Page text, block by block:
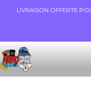
LIVRAISON OFFERTE